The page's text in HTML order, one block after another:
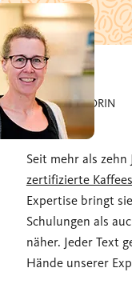
UNSERE AUTORIN
Katrin
Seit mehr als
zertifizierte
Expertise bringt
Schulungen als
näher. Jeder Text
Hände unserer